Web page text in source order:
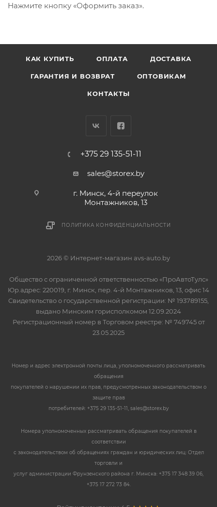
Нажмите кнопку «Оформить заказ».
КАК КУПИТЬ ОПЛАТА ДОСТАВКА
ГАРАНТИЯ И ВОЗВРАТ ОПТОВИКАМ
КОНТАКТЫ
+375 29 135-51-11
sales@storex.by
г. Минск, 4-й переулок
Монтажников, 13
ПОЛИТИКА КОНФИДЕНЦИАЛЬНОСТИ
2026 © Интернет-магазин avs-auto.by
Общество с ограниченной ответственностью «ПроАвтоТулс»
Юр.адрес: 220019, г. Минск, пер. 4-й Монтажников, 13, офис 14
Свидетельство о государственной регистрации: № 193789155,
выдано Минским горисполкомом 12.09.2024
Регистрационный номер в Торговом реестре: № 749745 от
23.05.2025
Номер и адрес электронной почты лица, уполномоченного рассматривать
обращения
покупателей о нарушении их прав, предусмотренных законодательством о
защите прав
потребителей: +375 29 135-51-11, sales@storex.by
Номера уполномоченных рассматривать обращения покупателей в
соответствии
с законодательством об обращениях граждан и юридических лиц: Отдел
торговли и
услуг администрации Фрунзенского района г. Минска: +375 17 348 39 06,
+375 17 272 73 84.